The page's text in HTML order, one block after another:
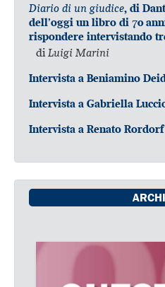
Diario di un giudice, di
dell’oggi un libro di 70
rispondere intervistando
diLuigi Marini
Intervista a Beniamino
Intervista a Gabriella
Intervista a Renato Rordorf